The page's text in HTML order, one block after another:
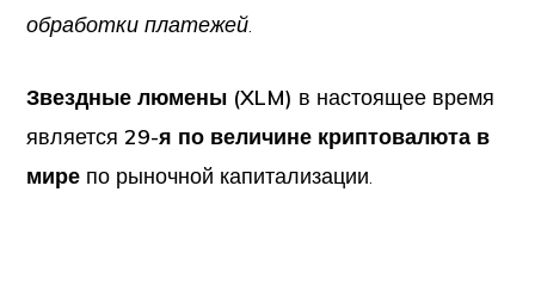
обработки платежей.
Звездные люмены (XLM) в настоящее время
является 29-я по величине криптовалюта в
мире по рыночной капитализации.